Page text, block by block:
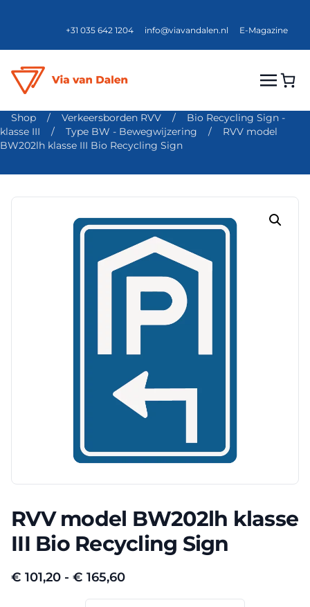
+31 035 642 1204 info@viavandalen.nl E-Magazine
Shop / Verkeersborden RVV /
Bio Recycling Sign -
klasse III
/ Type BW - Bewegwijzering /
RVV model
BW202lh klasse III Bio Recycling Sign
RVV model BW202lh klasse
III Bio Recycling Sign
€ 101,20 - € 165,60Prijsklasse:
€ 101,20